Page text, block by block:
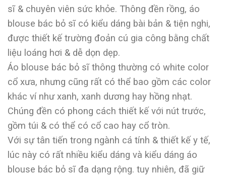
sĩ & chuyên viên sức khỏe. Thông đền rồng, áo
blouse bác bỏ sĩ có kiểu dáng bài bản & tiện nghi,
được thiết kế trường đoản cú gia công bằng chất
liệu loáng hơi & dễ dọn dẹp.
Áo blouse bác bỏ sĩ thông thường có white color
cổ xưa, nhưng cũng rất có thể bao gồm các color
khác ví như xanh, xanh dương hay hồng nhạt.
Chúng đền có phong cách thiết kế với nút trước,
gồm túi & có thể có cổ cao hay cổ tròn.
Với sự tân tiến trong ngành cá tính & thiết kế y tế,
lúc này có rất nhiều kiểu dáng và kiểu dáng áo
blouse bác bỏ sĩ đa dạng rộng. tuy nhiên, đã giữ